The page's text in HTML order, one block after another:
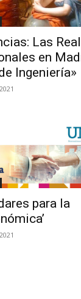
Las
en
Ingeniería»
para la